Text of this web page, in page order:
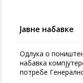
Јавне набавке
Одлука о
набавка
потребе